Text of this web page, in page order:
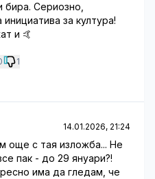
бира. Сериозно,
за култура!
и 🤙
1
14.01.2026, 21:24
още с тая изложба... Не
пак - до 29 януари?!
има да гледам, че